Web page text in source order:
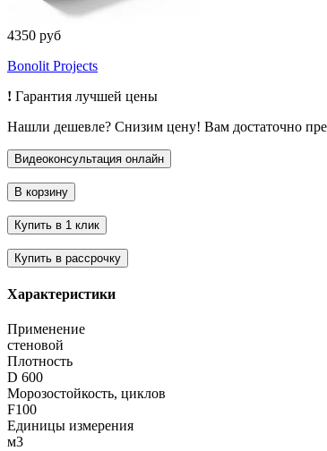
4350 руб
Bonolit Projects
! Гарантия лучшей цены
Нашли дешевле? Снизим цену! Вам достаточно
Характеристики
Применение
стеновой
Плотность
D 600
Морозостойкость, циклов
F100
Единицы измерения
м3